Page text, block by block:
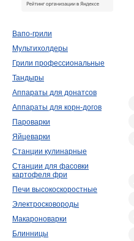
Вапо-грили
Мультихолдеры
Грили профессиональные
Тандыры
Аппараты для донатсов
Аппараты для корн-догов
Пароварки
Яйцеварки
Станции кулинарные
Станции для фасовки
картофеля фри
Печи высокоскоростные
Электросковороды
Макароноварки
Блинницы